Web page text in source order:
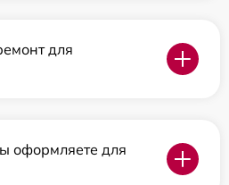
для
оформляете для